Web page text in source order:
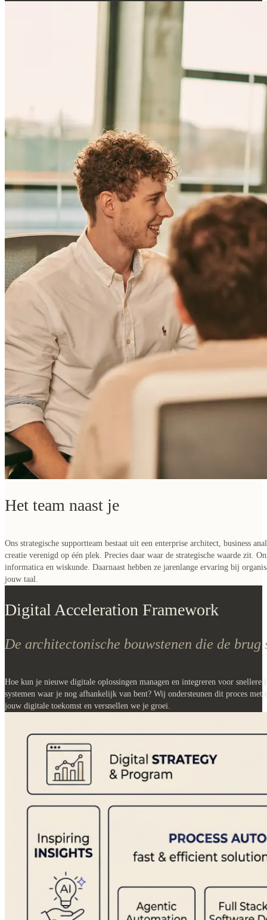
Het team naast je
Ons strategische supportteam bestaat uit een enterprise architect, business
creatie verenigd op één plek. Precies daar waar de strategische waarde zit.
informatica en wiskunde. Daarnaast hebben ze jarenlange ervaring bij
jouw taal.
Digital Acceleration Framework
De architectonische bouwstenen die de
Hoe kun je nieuwe digitale oplossingen managen en integreren voor
systemen waar je nog afhankelijk van bent? Wij ondersteunen dit proces
jouw digitale toekomst en versnellen we je groei.